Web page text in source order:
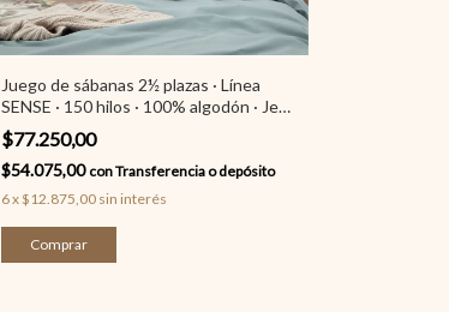
Juego de sábanas 2½ plazas · Línea
SENSE · 150 hilos · 100% algodón · Jean
Cartier
$77.250,00
$54.075,00 conTransferencia o depósito
6x$12.875,00 sin interés
Comprar